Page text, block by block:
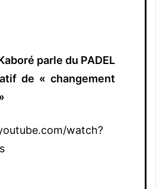
parle du PADEL
de « changement
watch?